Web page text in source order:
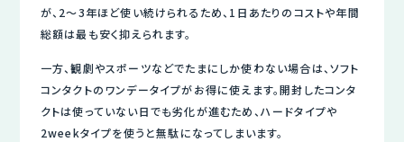
が、2〜3年ほど使い続けられるため、1日あたりのコストや年間
総額は最も安く抑えられます。
一方、観劇やスポーツなどでたまにしか使わない場合は、ソフト
コンタクトのワンデータイプがお得に使えます。開封したコンタ
クトは使っていない日でも劣化が進むため、ハードタイプや
2weekタイプを使うと無駄になってしまいます。